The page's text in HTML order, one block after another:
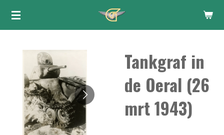
Ga
hoofdinhoud
Tankgraf in
de Oeral (26
mrt 1943)